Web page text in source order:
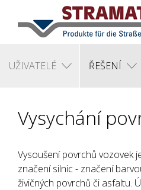
UŽIVATELÉ ŘEŠENÍ
Vysychání
Vysoušení povrchů vozovek
značení silnic - značení
živičných povrchů či asfaltu.